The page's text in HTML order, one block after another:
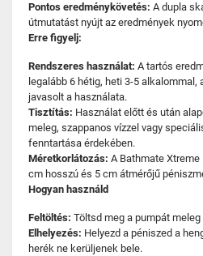
Pontos eredménykövetés: A dupla
útmutatást nyújt az eredmények
Erre figyelj:
Rendszeres használat: A tartós
legalább 6 hétig, heti 3-5
javasolt a használata.
Tisztítás: Használat előtt és után
meleg, szappanos vízzel vagy
fenntartása érdekében.
Méretkorlátozás: A Bathmate
cm hosszú és 5 cm átmérőjű
Hogyan használd
Feltöltés: Töltsd meg a pumpát meleg
Elhelyezés: Helyezd a péniszed a
herék ne kerüljenek bele.